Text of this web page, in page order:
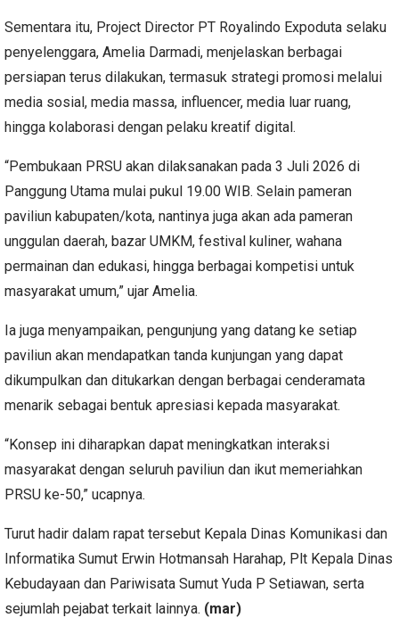
Sementara itu, Project Director PT Royalindo Expoduta selaku
penyelenggara, Amelia Darmadi, menjelaskan berbagai
persiapan terus dilakukan, termasuk strategi promosi melalui
media sosial, media massa, influencer, media luar ruang,
hingga kolaborasi dengan pelaku kreatif digital.
“Pembukaan PRSU akan dilaksanakan pada 3 Juli 2026 di
Panggung Utama mulai pukul 19.00 WIB. Selain pameran
paviliun kabupaten/kota, nantinya juga akan ada pameran
unggulan daerah, bazar UMKM, festival kuliner, wahana
permainan dan edukasi, hingga berbagai kompetisi untuk
masyarakat umum,” ujar Amelia.
Ia juga menyampaikan, pengunjung yang datang ke setiap
paviliun akan mendapatkan tanda kunjungan yang dapat
dikumpulkan dan ditukarkan dengan berbagai cenderamata
menarik sebagai bentuk apresiasi kepada masyarakat.
“Konsep ini diharapkan dapat meningkatkan interaksi
masyarakat dengan seluruh paviliun dan ikut memeriahkan
PRSU ke-50,” ucapnya.
Turut hadir dalam rapat tersebut Kepala Dinas Komunikasi dan
Informatika Sumut Erwin Hotmansah Harahap, Plt Kepala Dinas
Kebudayaan dan Pariwisata Sumut Yuda P Setiawan, serta
sejumlah pejabat terkait lainnya. (mar)